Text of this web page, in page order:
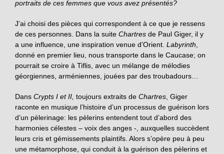
portraits de ces femmes que vous avez présentés?
J’ai choisi des pièces qui correspondent à ce que je ressens
de ces personnes. Dans la suite Chartres de Paul Giger, il y
a une influence, une inspiration venue d’Orient. Labyrinth
donné en premier lieu, nous transporte dans le Caucase; on
pourrait se croire à Tiflis, avec un mélange de mélodies
géorgiennes, arméniennes, jouées par des troubadours…
Dans Crypts I et II, toujours extraits de Chartres , Giger
raconte en musique l’histoire d’un processus de guérison lors
d’un pèlerinage: les pèlerins entendent tout d’abord des
harmonies célestes – voix des anges -, auxquelles succèdent
leurs cris et gémissements plaintifs. Alors s’opère peu à peu
une métamorphose, qui conduit à la guérison des pèlerins et